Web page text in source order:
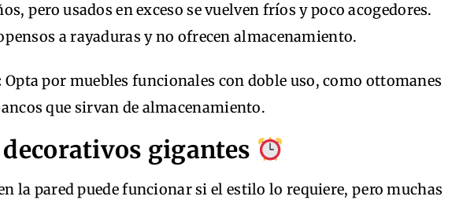
pero usados en exceso se vuelven fríos y poco acogedores.
a rayaduras y no ofrecen almacenamiento.
Opta por muebles funcionales con doble uso, como ottomanes
que sirvan de almacenamiento.
decorativos gigantes
la pared puede funcionar si el estilo lo requiere, pero muchas